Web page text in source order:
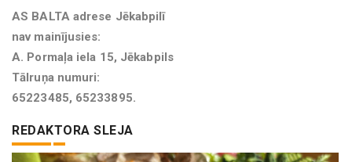
AS BALTA adrese Jēkabpilī
nav mainījusies:
A. Pormaļa iela 15, Jēkabpils
Tālruņa numuri:
65223485, 65233895.
REDAKTORA SLEJA